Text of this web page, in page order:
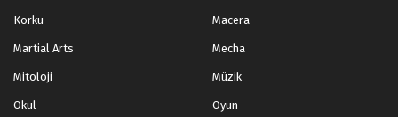
Tales of Herding Gods 10.Bölüm izle
Korku Macera
Martial Arts Mecha
Mitoloji Müzik
Okul Oyun